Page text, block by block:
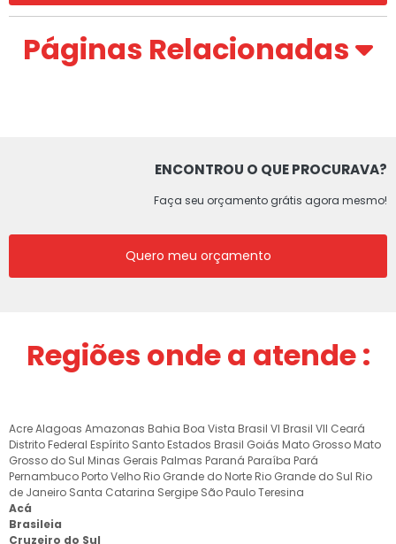
Páginas Relacionadas
ENCONTROU O QUE PROCURAVA?
Faça seu orçamento grátis agora mesmo!
Quero meu orçamento
Regiões onde a atende :
AcreAlagoas Amazonas Bahia Boa Vista Brasil VI Brasil VII Ceará
Distrito Federal Espírito Santo Estados Brasil Goiás Mato Grosso Mato
Grosso do Sul Minas Gerais Palmas Paraná Paraíba Pará
Pernambuco Porto Velho Rio Grande do Norte Rio Grande do Sul Rio
de Janeiro Santa Catarina Sergipe São PauloTeresina
Acá
Brasileia
Cruzeiro do Sul